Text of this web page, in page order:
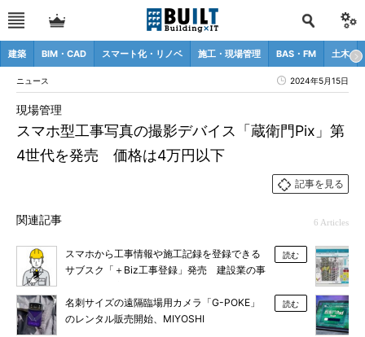
建築 BIM・CAD スマート化・リノベ 施工・現場管理 BAS・FM 土木
ニュース 2024年5月15日
スマホ型工事写真の撮影デバイス「蔵衛門Pix」第
4世代を発売 価格は4万円以下
現場管理
記事を見る
関連記事 6 Articles
スマホから工事情報や施工記録を登録できる
サブスク「＋Biz工事登録」発売 建設業の事
読む
名刺サイズの遠隔臨場用カメラ「G-POKE」
のレンタル販売開始、MIYOSHI
読む